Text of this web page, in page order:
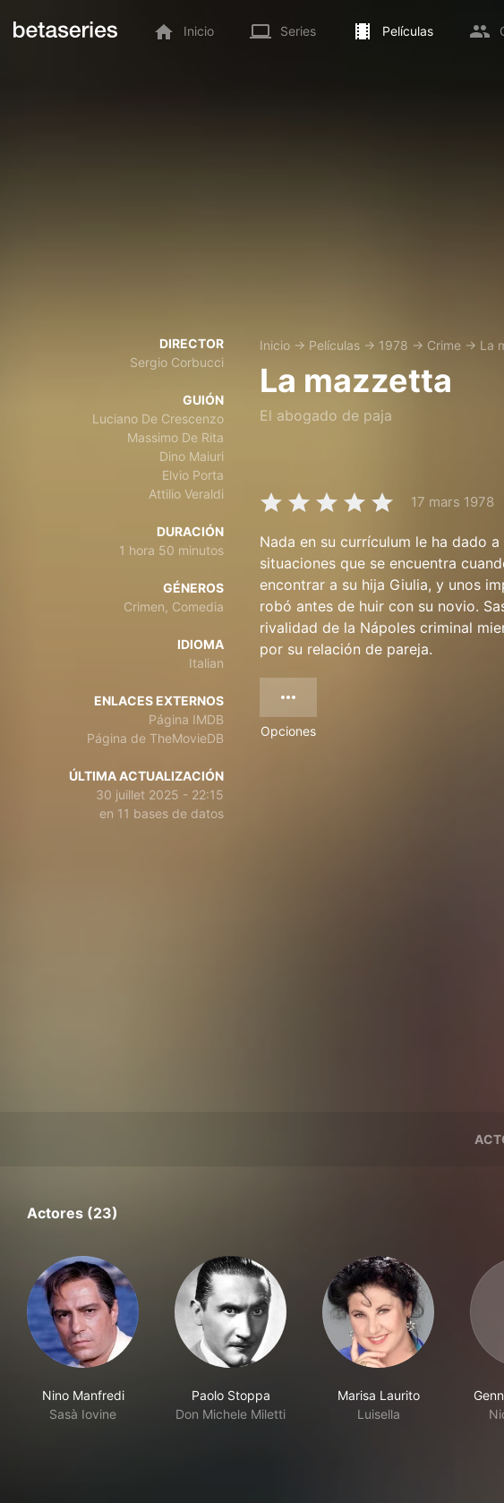
Inicio Series Películas
DIRECTOR
Sergio Corbucci
GUIÓN
Luciano De Crescenzo
Massimo De Rita
Dino Maiuri
Elvio Porta
Attilio Veraldi
DURACIÓN
1 hora 50 minutos
GÉNEROS
Crimen, Comedia
IDIOMA
Italian
ENLACES EXTERNOS
Página IMDB
Página de TheMovieDB
ÚLTIMA ACTUALIZACIÓN
30 juillet 2025 - 22:15
en 11 bases de datos
Inicio → Películas → 1978 → Crime → La
La mazzetta
El abogado de paja
17 mars 1978
Nada en su currículum le ha dado
situaciones que se encuentra
encontrar a su hija Giulia, y unos
robó antes de huir con su novio.
rivalidad de la Nápoles criminal
por su relación de pareja.
Opciones
Actores (23)
Nino Manfredi
Sasà Iovine
Paolo Stoppa
Don Michele Miletti
Marisa Laurito
Luisella